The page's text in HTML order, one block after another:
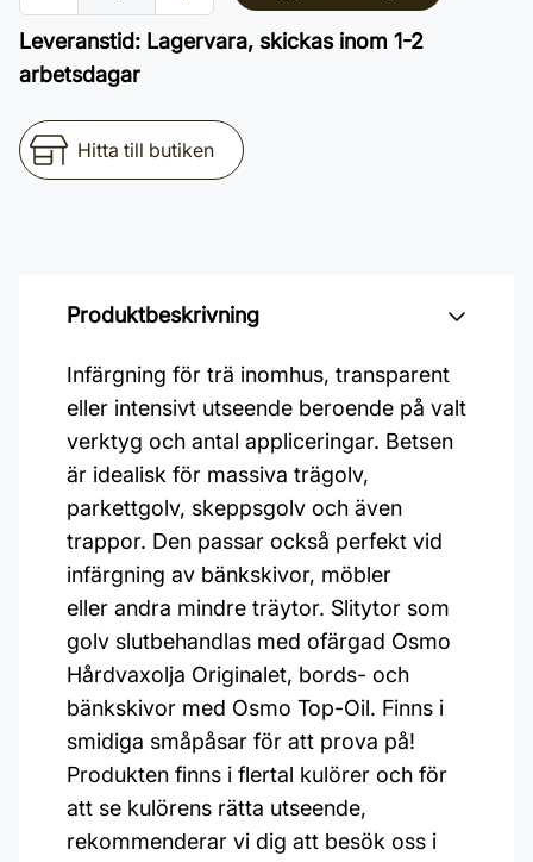
Leveranstid: Lagervara, skickas inom 1-2
arbetsdagar
Hitta till butiken
Produktbeskrivning
Infärgning för trä inomhus, transparent
eller intensivt utseende beroende på valt
verktyg och antal appliceringar. Betsen
är idealisk för massiva trägolv,
parkettgolv, skeppsgolv och även
trappor. Den passar också perfekt vid
infärgning av bänkskivor, möbler
eller andra mindre träytor. Slitytor som
golv slutbehandlas med ofärgad Osmo
Hårdvaxolja Originalet, bords- och
bänkskivor med Osmo Top-Oil. Finns i
smidiga småpåsar för att prova på!
Produkten finns i flertal kulörer och för
att se kulörens rätta utseende,
rekommenderar vi dig att besök oss i